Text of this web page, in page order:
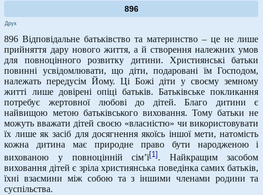
896
Друк
896 Відповідальне батьківство та материнство – це не лише
прийняття дару нового життя, а й створення належних умов
для повноцінного розвитку дитини. Християнські батьки
повинні усвідомлювати, що діти, подаровані їм Господом,
належать передусім Йому. Ці Божі діти у своєму земному
житті лише довірені опіці батьків. Батьківське покликання
потребує жертовної любові до дітей. Благо дитини є
найвищою метою батьківського виховання. Тому батьки не
можуть вважати дітей своєю «власністю» чи використовувати
їх лише як засіб для досягнення якоїсь іншої мети, натомість
кожна дитина має природне право бути народженою і
вихованою у повноцінній сім’ї[1] . Найкращим засобом
виховання дітей є зріла християнська поведінка самих батьків,
їхні взаємини між собою та з іншими членами родини та
суспільства.